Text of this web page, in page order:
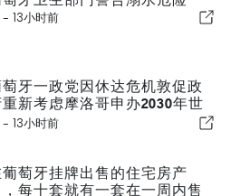
- 13小时前
牙一政党因休达危机敦促政
重新考虑摩洛哥申办2030年世
一事
- 13小时前
萄牙挂牌出售的住宅房产
每十套就有一套在一周内售